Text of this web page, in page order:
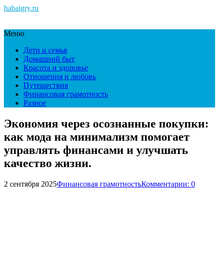
habaigry.ru
Меню
Дети и семья
Домашний быт
Красота и здоровье
Отношения и любовь
Путешествия
Финансовая грамотность
Разное
Экономия через осознанные покупки:
как мода на минимализм помогает
управлять финансами и улучшать
качество жизни.
2 сентября 2025Финансовая грамотностьКомментарии: 0